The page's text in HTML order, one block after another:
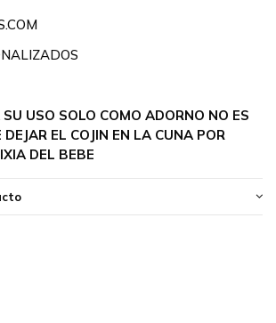
SU USO SOLO COMO ADORNO NO ES
EL COJIN EN LA CUNA POR
DEL BEBE